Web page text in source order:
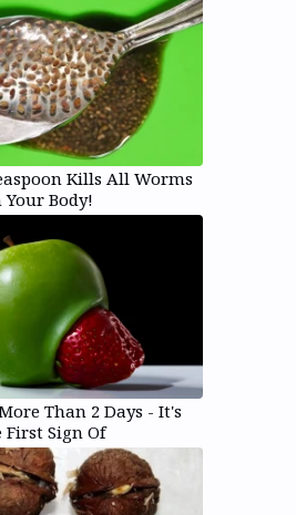
Kills All Worms
Your Body!
Than 2 Days - It's
First Sign Of